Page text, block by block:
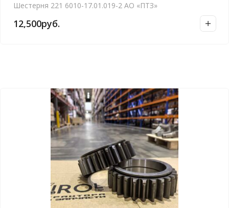
Шестерня 221 6010-17.01.019-2 АО «ПТЗ»
12,500руб.